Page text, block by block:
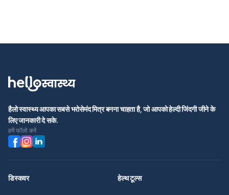
हैलो स्वास्थ्य आपका सबसे भरोसेमंद मित्र बनना चाहता है, जो आपको हेल्दी जिंदगी जीने के
लिए जानकारी दे सके.
हमें फॉलो करें
डिस्कवर हेल्थ टूल्स